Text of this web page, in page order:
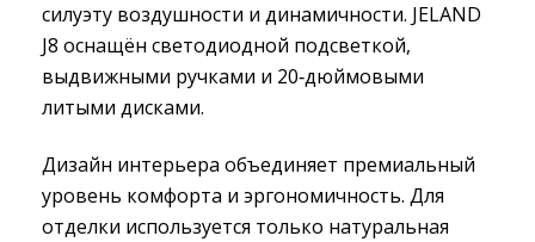
силуэту воздушности и динамичности. JELAND
J8 оснащён светодиодной подсветкой,
выдвижными ручками и 20‑дюймовыми
литыми дисками.
Дизайн интерьера объединяет премиальный
уровень комфорта и эргономичность. Для
отделки используется только натуральная